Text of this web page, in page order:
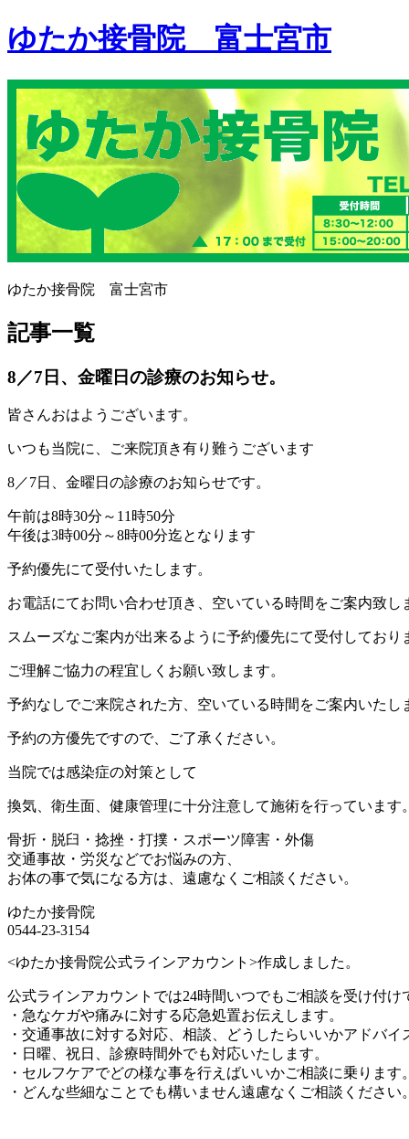
ゆたか接骨院 富士宮市
ゆたか接骨院 富士宮市
記事一覧
8／7日、金曜日の診療のお知らせ。
皆さんおはようございます。
いつも当院に、ご来院頂き有り難うございます
8／7日、金曜日の診療のお知らせです。
午前は8時30分～11時50分
午後は3時00分～8時00分迄となります
予約優先にて受付いたします。
お電話にてお問い合わせ頂き、空いている時間をご案内致し
スムーズなご案内が出来るように予約優先にて受付しており
ご理解ご協力の程宜しくお願い致します。
予約なしでご来院された方、空いている時間をご案内いたし
予約の方優先ですので、ご了承ください。
当院では感染症の対策として
換気、衛生面、健康管理に十分注意して施術を行っています。
骨折・脱臼・捻挫・打撲・スポーツ障害・外傷
交通事故・労災などでお悩みの方、
お体の事で気になる方は、遠慮なくご相談ください。
ゆたか接骨院
0544-23-3154
<ゆたか接骨院公式ラインアカウント>作成しました。
公式ラインアカウントでは24時間いつでもご相談を受け付け
・急なケガや痛みに対する応急処置お伝えします。
・交通事故に対する対応、相談、どうしたらいいかアドバイ
・日曜、祝日、診療時間外でも対応いたします。
・セルフケアでどの様な事を行えばいいかご相談に乗ります。
・どんな些細なことでも構いません遠慮なくご相談ください。